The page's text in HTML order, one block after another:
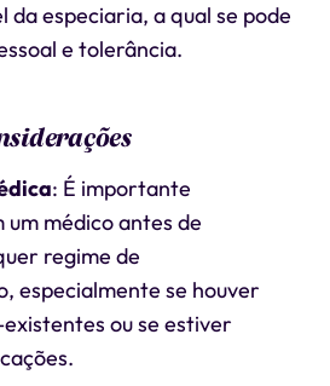
da especiaria, a qual se pode
e tolerância.
: É importante
médico antes de
regime de
especialmente se houver
ou se estiver